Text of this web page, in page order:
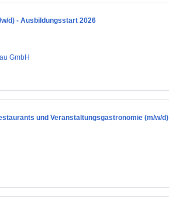
d) - Ausbildungsstart 2026
GmbH
und Veranstaltungsgastronomie (m/w/d)